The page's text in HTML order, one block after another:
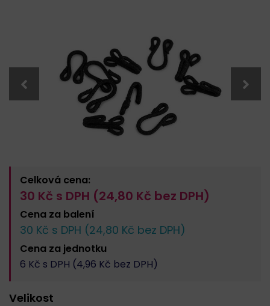
Celková cena:
30 Kč s DPH (24,80 Kč bez DPH)
Cena za balení
30 Kč s DPH (24,80 Kč bez DPH)
Cena za jednotku
6 Kč s DPH (4,96 Kč bez DPH)
Velikost